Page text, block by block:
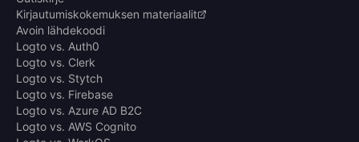
Kirjautumiskokemuksen materiaalit
Avoin lähdekoodi
Logto vs. Auth0
Logto vs. Clerk
Logto vs. Stytch
Logto vs. Firebase
Logto vs. Azure AD B2C
Logto vs. AWS Cognito